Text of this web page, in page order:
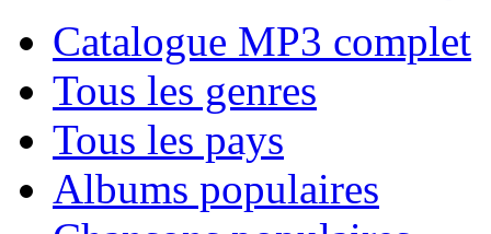
Catalogue MP3 complet
Tous les genres
Tous les pays
Albums populaires